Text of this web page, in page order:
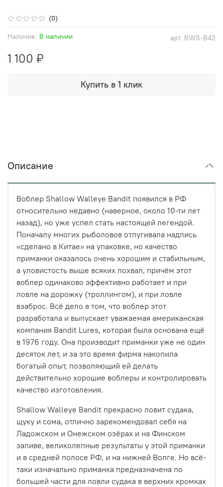
(0)
арт. BWS-B42
Наличие: В наличии
1 100 ₽
Купить в 1 клик
Описание
Воблер Shallow Walleye Bandit появился в РФ
относительно недавно (наверное, около 10-ти лет
назад), но уже успел стать настоящей легендой.
Поначалу многих рыболовов отпугивала надпись
«сделано в Китае» на упаковке, но качество
приманки оказалось очень хорошим и стабильным,
а уловистость выше всяких похвал, причём этот
воблер одинаково эффективно работает и при
ловле на дорожку (троллингом), и при ловле
взаброс. Всё дело в том, что воблер этот
разработала и выпускает уважаемая американская
компания Bandit Lures, которая была основана ещё
в 1976 году. Она производит приманки уже не один
десяток лет, и за это время фирма накопила
богатый опыт, позволяющий ей делать
действительно хорошие воблеры и контролировать
качество изготовления.
Shallow Walleye Bandit прекрасно ловит судака,
щуку и сома, отлично зарекомендовал себя на
Ладожском и Онежском озёрах и на Финском
заливе, великолепные результаты у этой приманки
и в средней полосе РФ, и на нижней Волге. Но всё-
таки изначально приманка предназначена по
большей части для ловли судака в верхних кромках